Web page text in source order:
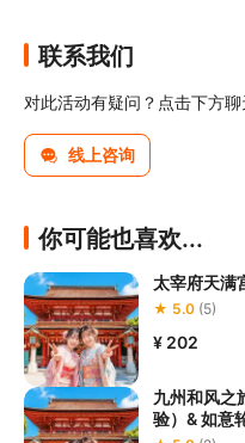
联系我们
对此活动有疑问？点击下方
线上咨询
你可能也喜欢...
太宰府天满
★ 5.0 (5)
¥ 202
九州和风之
验）& 如意